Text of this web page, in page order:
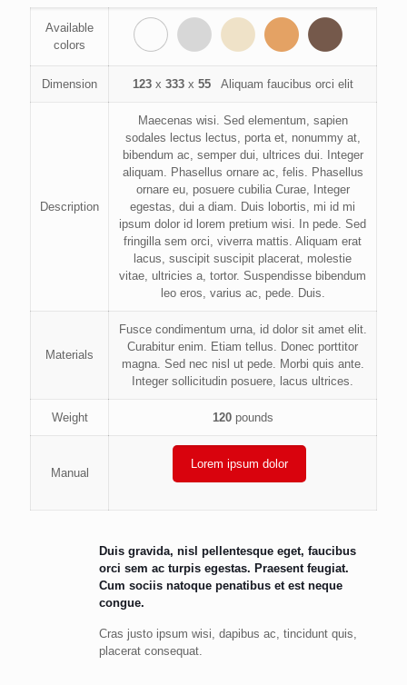
Available
colors
Dimension 123x 333x 55Aliquam faucibus orci elit
Description
Maecenas wisi. Sed elementum, sapien
sodales lectus lectus, porta et, nonummy at,
bibendum ac, semper dui, ultrices dui. Integer
aliquam. Phasellus ornare ac, felis. Phasellus
ornare eu, posuere cubilia Curae, Integer
egestas, dui a diam. Duis lobortis, mi id mi
ipsum dolor id lorem pretium wisi. In pede. Sed
fringilla sem orci, viverra mattis. Aliquam erat
lacus, suscipit suscipit placerat, molestie
vitae, ultricies a, tortor. Suspendisse bibendum
leo eros, varius ac, pede. Duis.
Materials
Fusce condimentum urna, id dolor sit amet elit.
Curabitur enim. Etiam tellus. Donec porttitor
magna. Sed nec nisl ut pede. Morbi quis ante.
Integer sollicitudin posuere, lacus ultrices.
Weight 120pounds
Manual
Lorem ipsum dolor
Duis gravida, nisl pellentesque eget, faucibus
orci sem ac turpis egestas. Praesent feugiat.
Cum sociis natoque penatibus et est neque
congue.
Cras justo ipsum wisi, dapibus ac, tincidunt quis,
placerat consequat.